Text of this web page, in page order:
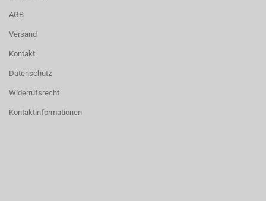
AGB
Versand
Kontakt
Datenschutz
Widerrufsrecht
Kontaktinformationen